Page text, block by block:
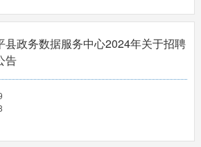
县政务数据服务中心2024年关于招聘
告